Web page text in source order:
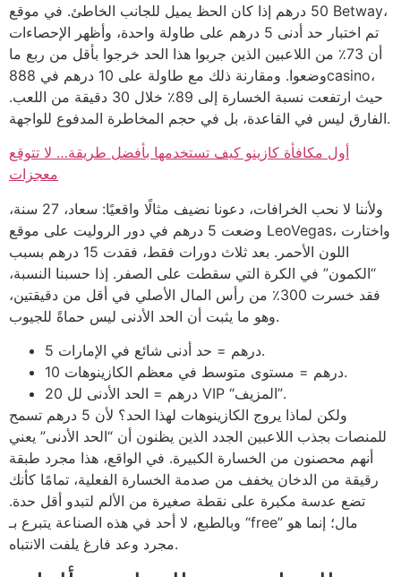
50 درهم إذا كان الحظ يميل للجانب الخاطئ. في موقع Betway،
تم اختبار حد أدنى 5 درهم على طاولة واحدة، وأظهر الإحصاءات
أن 73٪ من اللاعبين الذين جربوا هذا الحد خرجوا بأقل من ربع ما
وضعوا. ومقارنة ذلك مع طاولة على 10 درهم في 888casino،
حيث ارتفعت نسبة الخسارة إلى 89٪ خلال 30 دقيقة من اللعب.
الفارق ليس في القاعدة، بل في حجم المخاطرة المدفوع للواجهة.
أول مكافأة كازينو كيف تستخدمها بأفضل طريقة… لا تتوقع
معجزات
ولأننا لا نحب الخرافات، دعونا نضيف مثالًا واقعيًا: سعاد، 27 سنة،
وضعت 5 درهم في دور الروليت على موقع LeoVegas، واختارت
اللون الأحمر. بعد ثلاث دورات فقط، فقدت 15 درهم بسبب
“الكمون” في الكرة التي سقطت على الصفر. إذا حسبنا النسبة،
فقد خسرت 300٪ من رأس المال الأصلي في أقل من دقيقتين،
وهو ما يثبت أن الحد الأدنى ليس حماةً للجيوب.
5 درهم = حد أدنى شائع في الإمارات.
10 درهم = مستوى متوسط في معظم الكازينوهات.
20 درهم = الحد الأدنى لل VIP “المزيف”.
ولكن لماذا يروج الكازينوهات لهذا الحد؟ لأن 5 درهم تسمح
للمنصات بجذب اللاعبين الجدد الذين يظنون أن “الحد الأدنى” يعني
أنهم محصنون من الخسارة الكبيرة. في الواقع، هذا مجرد طبقة
رقيقة من الدخان يخفف من صدمة الخسارة الفعلية، تمامًا كأنك
تضع عدسة مكبرة على نقطة صغيرة من الألم لتبدو أقل حدة.
وبالطبع، لا أحد في هذه الصناعة يتبرع بـ “free” مال؛ إنما هو
مجرد وعد فارغ يلفت الانتباه.